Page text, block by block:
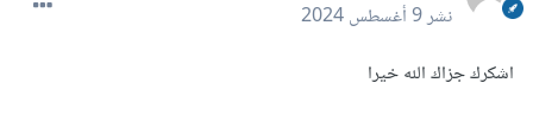
نشر9 أغسطس 2024
اشكرك جزاك الله خيرا